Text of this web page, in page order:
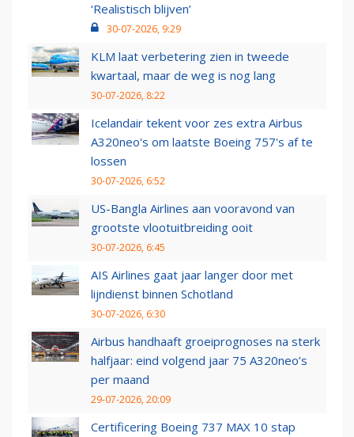
‘Realistisch blijven’
30-07-2026, 9:29
KLM laat verbetering zien in tweede
kwartaal, maar de weg is nog lang
30-07-2026, 8:22
Icelandair tekent voor zes extra Airbus
A320neo's om laatste Boeing 757's af te
lossen
30-07-2026, 6:52
US-Bangla Airlines aan vooravond van
grootste vlootuitbreiding ooit
30-07-2026, 6:45
AIS Airlines gaat jaar langer door met
lijndienst binnen Schotland
30-07-2026, 6:30
Airbus handhaaft groeiprognoses na sterk
halfjaar: eind volgend jaar 75 A320neo’s
per maand
29-07-2026, 20:09
Certificering Boeing 737 MAX 10 stap